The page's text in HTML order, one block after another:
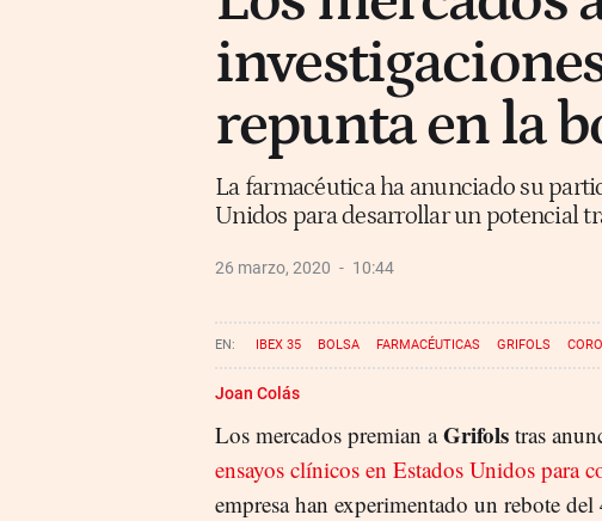
repunta en la
La farmacéutica ha anunciado su
Unidos para desarrollar un potencial
26 marzo, 2020 10:44
IBEX 35 BOLSA FARMACÉUTICAS GRIFOLS
Joan Colás
Los mercados premian aGrifols tras
ensayos clínicos en Estados Unidos para
empresa han experimentado un rebote